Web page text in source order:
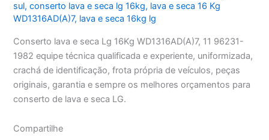
sul,conserto lava e seca lg 16kg, lava e seca 16 Kg
WD1316AD(A)7, lava e seca 16kg lg
Conserto lava e seca Lg 16Kg WD1316AD(A)7, 11 96231-
1982 equipe técnica qualificada e experiente, uniformizada,
crachá de identificação, frota própria de veículos, peças
originais, garantia e sempre os melhores orçamentos para
conserto de lava e seca LG.
Compartilhe